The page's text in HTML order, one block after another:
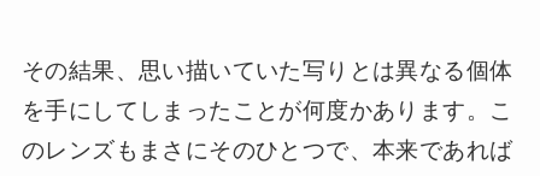
その結果、思い描いていた写りとは異なる個体
を手にしてしまったことが何度かあります。こ
のレンズもまさにそのひとつで、本来であれば